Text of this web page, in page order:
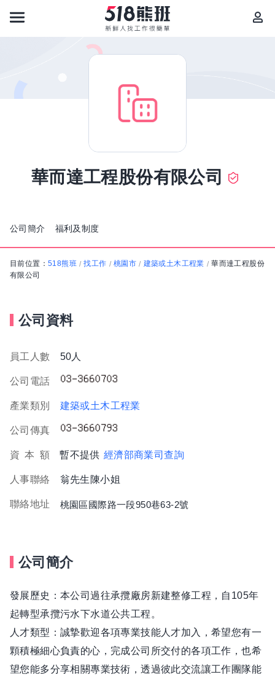
華而達工程股份有限公司
公司簡介 福利及制度
目前位置： 518熊班 / 找工作 / 桃園市 / 建築或土木工程業 / 華而達工程股份
有限公司
公司資料
員工人數 50人
公司電話
產業類別 建築或土木工程業
公司傳真
資 本 額 暫不提供 經濟部商業司查詢
人事聯絡 翁先生陳小姐
聯絡地址 桃園區國際路一段950巷63-2號
公司簡介
發展歷史：本公司過往承攬廠房新建整修工程，自105年
起轉型承攬污水下水道公共工程。
人才類型：誠摯歡迎各項專業技能人才加入，希望您有一
顆積極細心負責的心，完成公司所交付的各項工作，也希
望您能多分享相關專業技術，透過彼此交流讓工作團隊能